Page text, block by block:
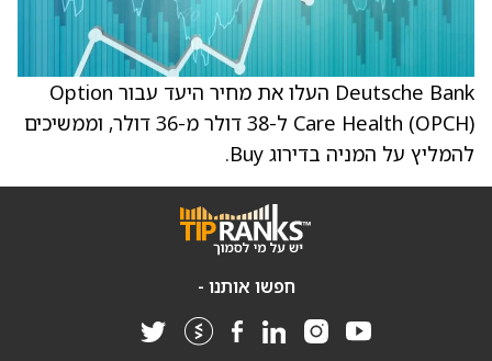
Deutsche Bank העלו את מחיר היעד עבור Option
Care Health (OPCH) ל-38 דולר מ-36 דולר, וממשיכים
להמליץ על המניה בדירוג Buy.
חפשו אותנו -